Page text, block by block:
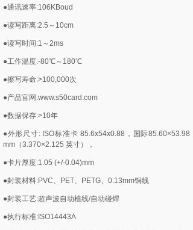
●通讯速率:106KBoud
●读写距离:2.5～10cm
●读写时间:1～2ms
●工作温度:-80℃～180℃
●擦写寿命:>100,000次
●产品官网:www.s50card.com
●数据保存:>10年
●外形尺寸: ISO标准卡 85.6x54x0.88，国际85.60×53.98
mm（3.370×2.125 英寸），
●卡片厚度:1.05 (+/-0.04)mm
●封装材料:PVC、PET、PETG、0.13mm铜线
●封装工艺:超声波自动植线/自动碰焊
●执行标准:ISO14443A